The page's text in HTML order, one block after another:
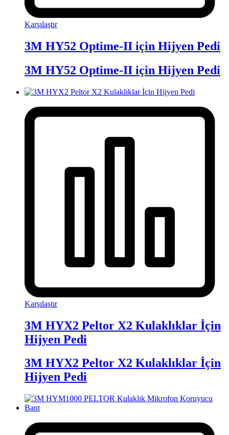
Karşılaştır
3M HY52 Optime-II için Hijyen Pedi
3M HY52 Optime-II için Hijyen Pedi
Karşılaştır
3M HYX2 Peltor X2 Kulaklıklar İçin
Hijyen Pedi
3M HYX2 Peltor X2 Kulaklıklar İçin
Hijyen Pedi